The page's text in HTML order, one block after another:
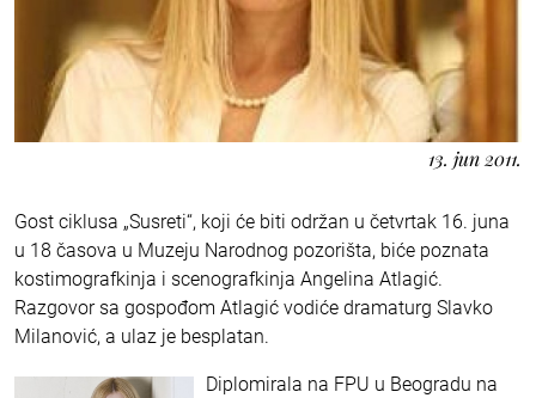
13. jun 2011.
Gost ciklusa „Susreti“, koji će biti održan u četvrtak 16. juna
u 18 časova u Muzeju Narodnog pozorišta, biće poznata
kostimografkinja i scenografkinja Angelina Atlagić.
Razgovor sa gospođom Atlagić vodiće dramaturg Slavko
Milanović, a ulaz je besplatan.
Diplomirala na FPU u Beogradu na